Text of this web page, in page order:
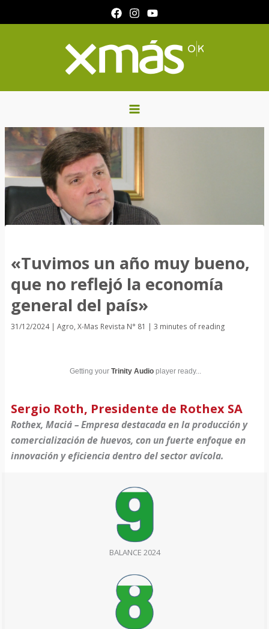
al
«Tuvimos un año muy bueno,
que no reflejó la economía
general del país»
31/12/2024 |Agro,X-Mas Revista N° 81 |3 minutes of reading
Getting your Trinity Audioplayer ready...
Sergio Roth, Presidente de Rothex SA
Rothex, Maciá – Empresa destacada en la producción y
comercialización de huevos, con un fuerte enfoque en
innovación y eficiencia dentro del sector avícola.
BALANCE 2024